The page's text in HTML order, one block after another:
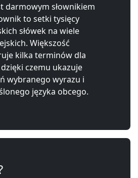
darmowym słownikiem
to setki tysięcy
słówek na wiele
Większość
kilka terminów dla
czemu ukazuje
wybranego wyrazu i
języka obcego.